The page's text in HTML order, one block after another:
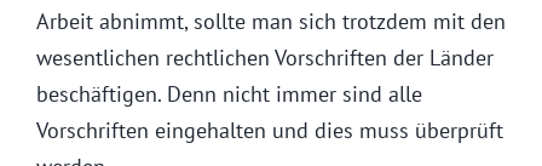
Arbeit abnimmt, sollte man sich trotzdem mit den
wesentlichen rechtlichen Vorschriften der Länder
beschäftigen. Denn nicht immer sind alle
Vorschriften eingehalten und dies muss überprüft